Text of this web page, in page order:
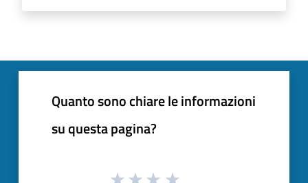
Quanto sono chiare le informazioni
su questa pagina?